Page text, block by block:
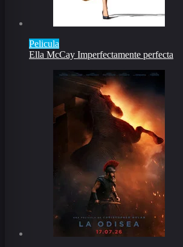
Pelicula
Ella McCay Imperfectamente perfecta